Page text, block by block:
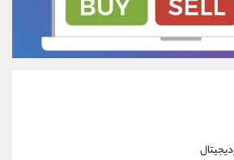
دیجیتال
09101364784
شروع گفتگو